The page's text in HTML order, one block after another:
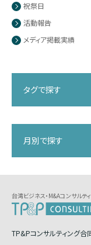
祝祭日
活動報告
メディア掲載実績
タグで探す
月別で探す
台湾ビジネス・M&Aコンサルテ
TP&Pコンサルティング合